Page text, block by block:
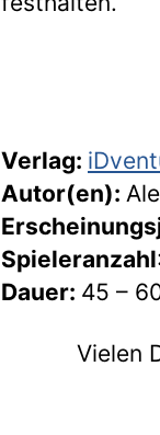
Verlag:
Autor(en):
Spieleranzahl
Dauer: 45 –
Vielen